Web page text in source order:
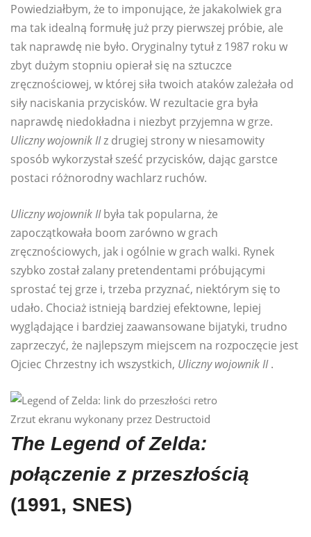
Powiedziałbym, że to imponujące, że jakakolwiek gra
ma tak idealną formułę już przy pierwszej próbie, ale
tak naprawdę nie było. Oryginalny tytuł z 1987 roku w
zbyt dużym stopniu opierał się na sztuczce
zręcznościowej, w której siła twoich ataków zależała od
siły naciskania przycisków. W rezultacie gra była
naprawdę niedokładna i niezbyt przyjemna w grze.
Uliczny wojownik IIz drugiej strony w niesamowity
sposób wykorzystał sześć przycisków, dając garstce
postaci różnorodny wachlarz ruchów.
Uliczny wojownik IIbyła tak popularna, że ​​
zapoczątkowała boom zarówno w grach
zręcznościowych, jak i ogólnie w grach walki. Rynek
szybko został zalany pretendentami próbującymi
sprostać tej grze i, trzeba przyznać, niektórym się to
udało. Chociaż istnieją bardziej efektowne, lepiej
wyglądające i bardziej zaawansowane bijatyki, trudno
zaprzeczyć, że najlepszym miejscem na rozpoczęcie jest
Ojciec Chrzestny ich wszystkich, Uliczny wojownik II.
Zrzut ekranu wykonany przez Destructoid
The Legend of Zelda:
połączenie z przeszłością
(1991, SNES)